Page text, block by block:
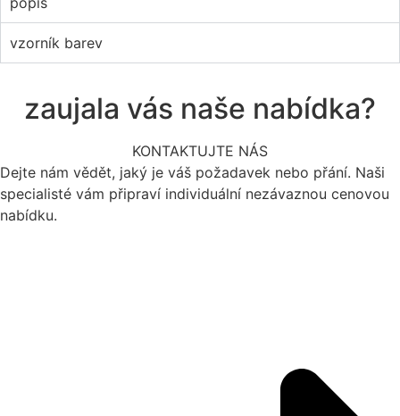
vzorník barev
zaujala vás naše nabídka?
KONTAKTUJTE NÁS
Dejte nám vědět, jaký je váš požadavek nebo přání. Naši
specialisté vám připraví individuální nezávaznou cenovou
nabídku.